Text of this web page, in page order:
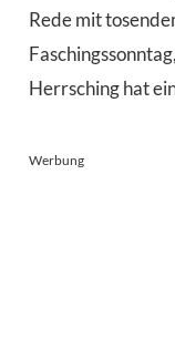
Rede mit
Herrsching hat
Werbung